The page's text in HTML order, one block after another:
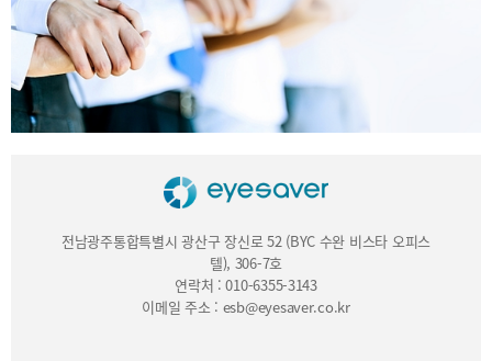
전남광주통합특별시 광산구 장신로 52 (BYC 수완 비스타 오피스
텔), 306-7호
연락처 : 010-6355-3143
이메일 주소 : esb@eyesaver.co.kr